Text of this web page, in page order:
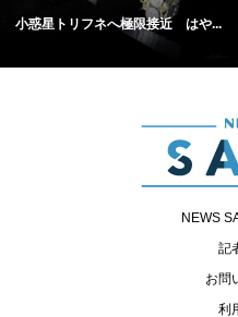
小惑星トリフネへ極限接近 はや...
NEWS
記
お問
利